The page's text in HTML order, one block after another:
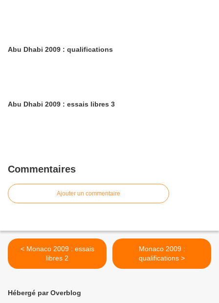
Abu Dhabi 2009 : qualifications
Abu Dhabi 2009 : essais libres 3
Commentaires
Ajouter un commentaire
< Monaco 2009 : essais
libres 2
Monaco 2009 :
qualifications >
Hébergé par Overblog